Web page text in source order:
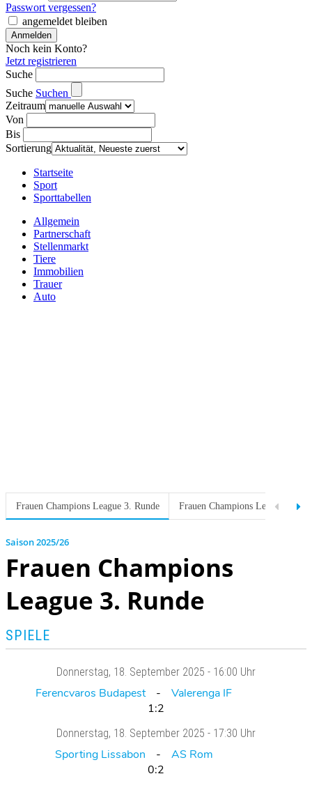
Passwort vergessen?
angemeldet bleiben
Noch kein Konto?
Jetzt registrieren
Suche
Suche Suchen
Zeitraum
Von
Bis
Sortierung
Startseite
Sport
Sporttabellen
Allgemein
Partnerschaft
Stellenmarkt
Tiere
Immobilien
Trauer
Auto
Frauen Champions League 3. Runde Frauen Champions League
2025/26
Frauen Champions
League 3. Runde
SPIELE
Donnerstag, 18. September 2025 - 16:00 Uhr
Ferencvaros Budapest
Valerenga IF
1:2
Donnerstag, 18. September 2025 - 17:30 Uhr
Sporting Lissabon
AS Rom
0:2